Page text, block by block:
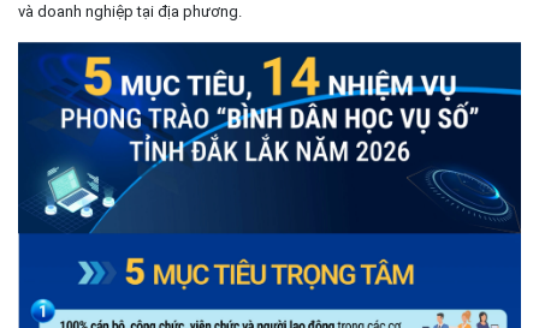
và doanh nghiệp tại địa phương.